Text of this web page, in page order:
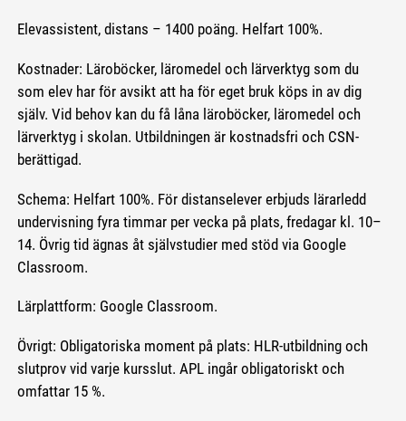
Elevassistent, distans – 1400 poäng. Helfart 100%.
Kostnader: Läroböcker, läromedel och lärverktyg som du
som elev har för avsikt att ha för eget bruk köps in av dig
själv. Vid behov kan du få låna läroböcker, läromedel och
lärverktyg i skolan. Utbildningen är kostnadsfri och CSN-
berättigad.
Schema: Helfart 100%. För distanselever erbjuds lärarledd
undervisning fyra timmar per vecka på plats, fredagar kl. 10–
14. Övrig tid ägnas åt självstudier med stöd via Google
Classroom.
Lärplattform: Google Classroom.
Övrigt: Obligatoriska moment på plats: HLR-utbildning och
slutprov vid varje kursslut. APL ingår obligatoriskt och
omfattar 15 %.